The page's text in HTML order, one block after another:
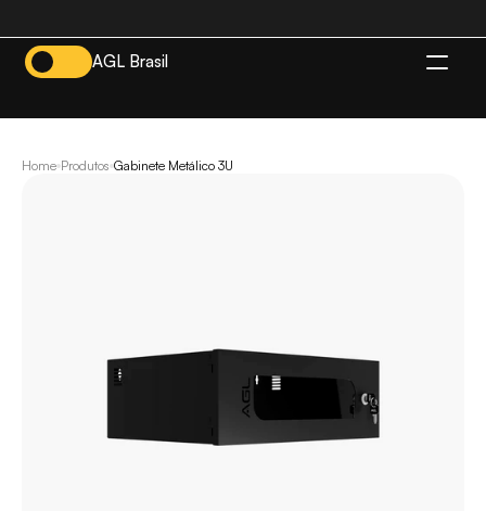
AGL Brasil
Home Produtos Gabinete Metálico 3U